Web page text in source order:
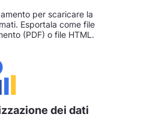
per scaricare la
Esportala come file
(PDF) o file HTML.
dei dati